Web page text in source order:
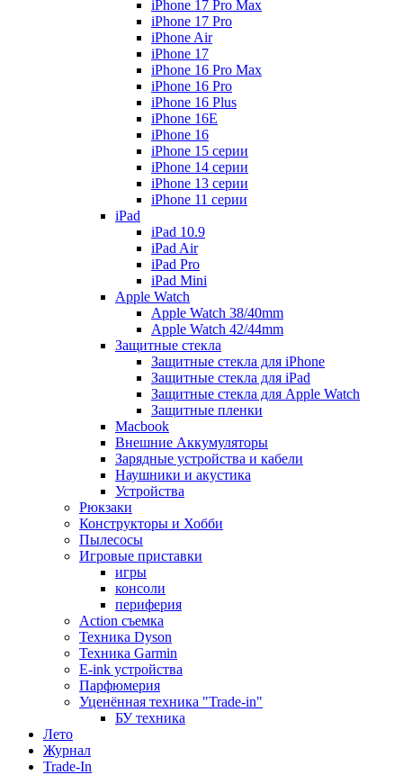
iPhone 17 Pro Max
iPhone 17 Pro
iPhone Air
iPhone 17
iPhone 16 Pro Max
iPhone 16 Pro
iPhone 16 Plus
iPhone 16E
iPhone 16
iPhone 15 серии
iPhone 14 серии
iPhone 13 серии
iPhone 11 серии
iPad
iPad 10.9
iPad Air
iPad Pro
iPad Mini
Apple Watch
Apple Watch 38/40mm
Apple Watch 42/44mm
Защитные стекла
Защитные стекла для iPhone
Защитные стекла для iPad
Защитные стекла для Apple Watch
Защитные пленки
Macbook
Внешние Аккумуляторы
Зарядные устройства и кабели
Наушники и акустика
Устройства
Рюкзаки
Конструкторы и Хобби
Пылесосы
Игровые приставки
игры
консоли
периферия
Action съемка
Техника Dyson
Техника Garmin
E-ink устройства
Парфюмерия
Уценённая техника "Trade-in"
БУ техника
Лето
Журнал
Trade-In